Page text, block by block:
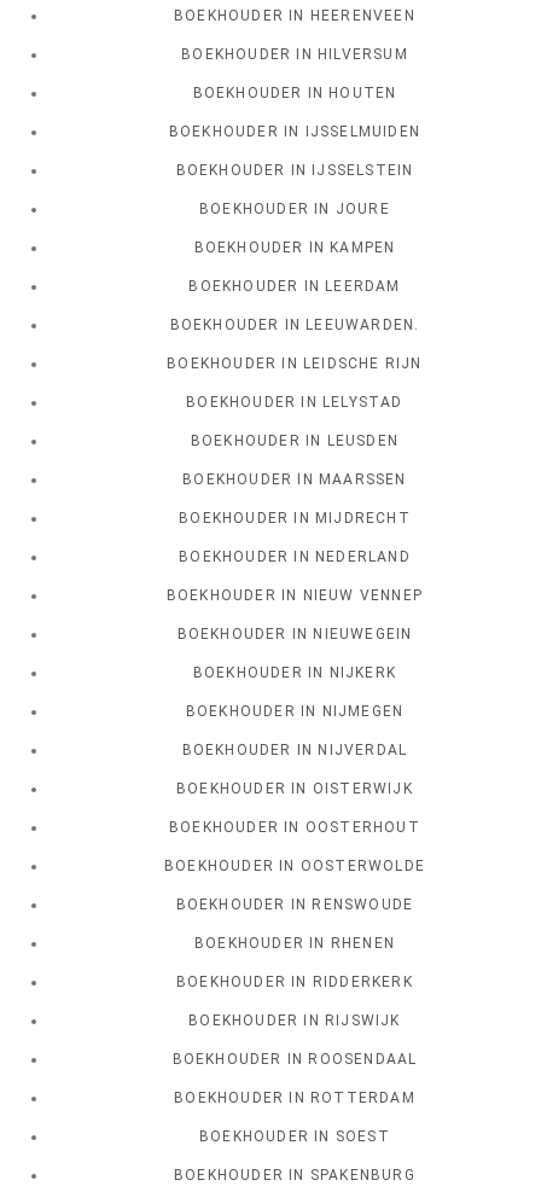
BOEKHOUDER IN HEERENVEEN
BOEKHOUDER IN HILVERSUM
BOEKHOUDER IN HOUTEN
BOEKHOUDER IN IJSSELMUIDEN
BOEKHOUDER IN IJSSELSTEIN
BOEKHOUDER IN JOURE
BOEKHOUDER IN KAMPEN
BOEKHOUDER IN LEERDAM
BOEKHOUDER IN LEEUWARDEN.
BOEKHOUDER IN LEIDSCHE RIJN
BOEKHOUDER IN LELYSTAD
BOEKHOUDER IN LEUSDEN
BOEKHOUDER IN MAARSSEN
BOEKHOUDER IN MIJDRECHT
BOEKHOUDER IN NEDERLAND
BOEKHOUDER IN NIEUW VENNEP
BOEKHOUDER IN NIEUWEGEIN
BOEKHOUDER IN NIJKERK
BOEKHOUDER IN NIJMEGEN
BOEKHOUDER IN NIJVERDAL
BOEKHOUDER IN OISTERWIJK
BOEKHOUDER IN OOSTERHOUT
BOEKHOUDER IN OOSTERWOLDE
BOEKHOUDER IN RENSWOUDE
BOEKHOUDER IN RHENEN
BOEKHOUDER IN RIDDERKERK
BOEKHOUDER IN RIJSWIJK
BOEKHOUDER IN ROOSENDAAL
BOEKHOUDER IN ROTTERDAM
BOEKHOUDER IN SOEST
BOEKHOUDER IN SPAKENBURG